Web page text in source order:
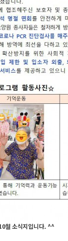
월 소식지입니다. ^^